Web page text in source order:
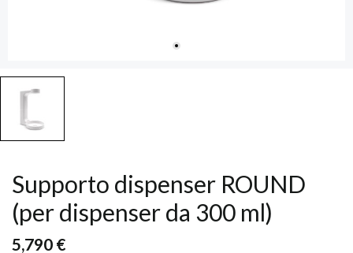
Supporto dispenser ROUND
(per dispenser da 300 ml)
5,790 €